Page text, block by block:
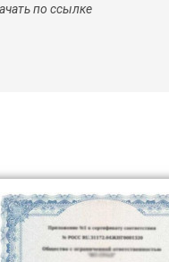
по ссылке